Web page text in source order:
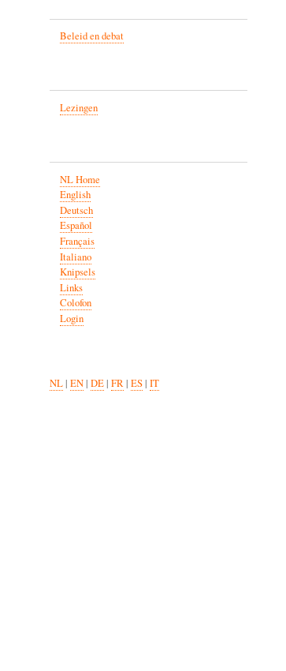
Beleid en debat
Lezingen
NL Home
English
Deutsch
Español
Français
Italiano
Knipsels
Links
Colofon
Login
NL| EN| DE| FR| ES| IT